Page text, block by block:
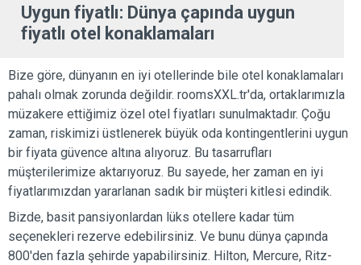
Uygun fiyatlı: Dünya çapında uygun
fiyatlı otel konaklamaları
Bize göre, dünyanın en iyi otellerinde bile otel konaklamaları
pahalı olmak zorunda değildir. roomsXXL.tr'da, ortaklarımızla
müzakere ettiğimiz özel otel fiyatları sunulmaktadır. Çoğu
zaman, riskimizi üstlenerek büyük oda kontingentlerini uygun
bir fiyata güvence altına alıyoruz. Bu tasarrufları
müşterilerimize aktarıyoruz. Bu sayede, her zaman en iyi
fiyatlarımızdan yararlanan sadık bir müşteri kitlesi edindik.
Bizde, basit pansiyonlardan lüks otellere kadar tüm
seçenekleri rezerve edebilirsiniz. Ve bunu dünya çapında
800'den fazla şehirde yapabilirsiniz. Hilton, Mercure, Ritz-